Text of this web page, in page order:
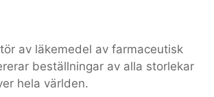
av läkemedel av farmaceutisk
beställningar av alla storlekar
hela världen.